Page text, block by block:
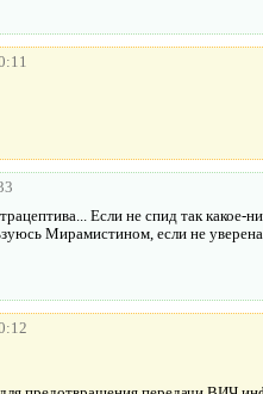
Если не спид так какое-
Мирамистином, если не уверена